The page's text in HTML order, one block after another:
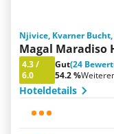
Njivice, Kvarner
Magal Maradiso
4.3/
6.0
Gut(24
54.2 %
Hoteldetails